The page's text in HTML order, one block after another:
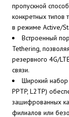
пропускной
конкретных типов
в режиме Active/
Встроенный
Tethering,
резервного 4G/
связи.
Широкий набор
PPTP, L2TP)
зашифрованных
филиалов или